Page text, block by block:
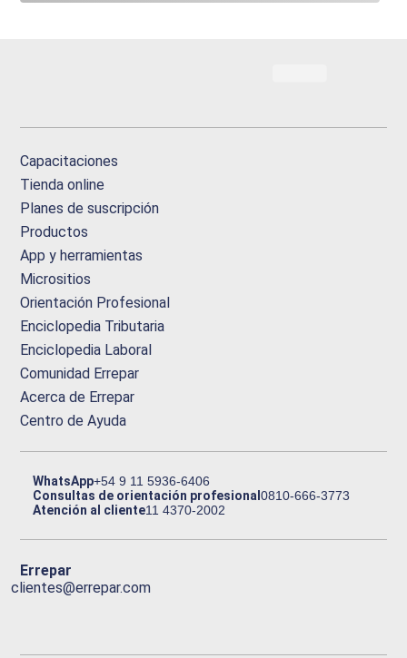
Capacitaciones
Tienda online
Planes de suscripción
Productos
App y herramientas
Micrositios
Orientación Profesional
Enciclopedia Tributaria
Enciclopedia Laboral
Comunidad Errepar
Acerca de Errepar
Centro de Ayuda
WhatsApp+54 9 11 5936-6406
Consultas de orientación profesional0810-666-3773
Atención al cliente11 4370-2002
Errepar
clientes@errepar.com